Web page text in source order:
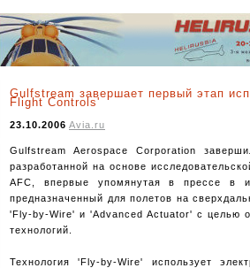
Gulfstream завершает первый этап
Flight Controls'
23.10.2006 Avia.ru
Gulfstream Aerospace Corporation
разработанной на основе
AFC, впервые упомянутая в прессе в
предназначенный для полетов на
'Fly-by-Wire' и 'Advanced Actuator' с целью
технологий.
Технология 'Fly-by-Wire' использует